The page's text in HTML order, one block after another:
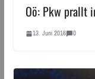
Oö: Pkw prallt
13. Juni 2016 0